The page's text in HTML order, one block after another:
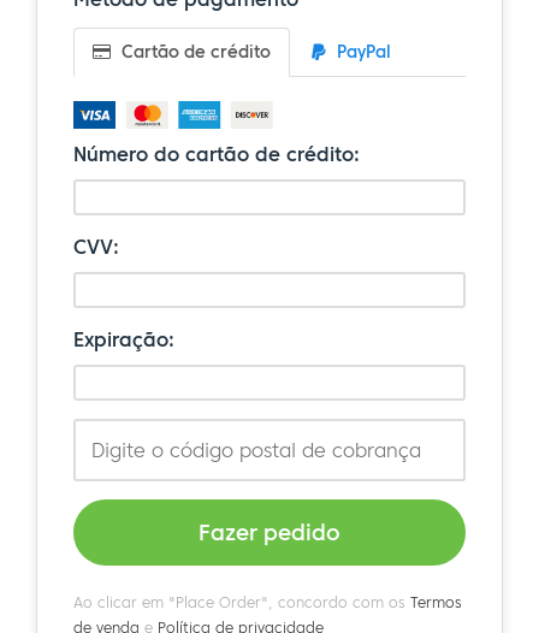
Cartão de crédito PayPal
Número do cartão de crédito:
CVV:
Expiração:
Fazer pedido
Ao clicar em "Place Order", concordo com os Termos
de venda e Política de privacidade